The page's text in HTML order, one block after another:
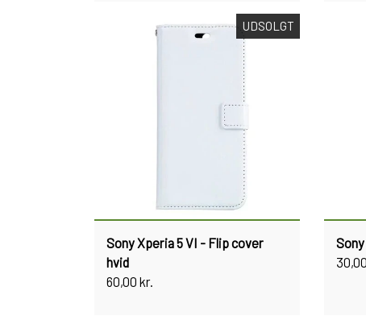
UDSOLGT
Sony Xperia 5 VI - Flip cover
hvid
60,00 kr.